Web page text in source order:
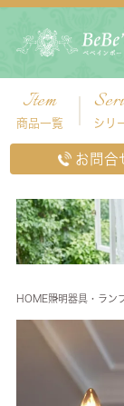
Item
商品一覧 シリ
お問合
HOME照明器具・ラン